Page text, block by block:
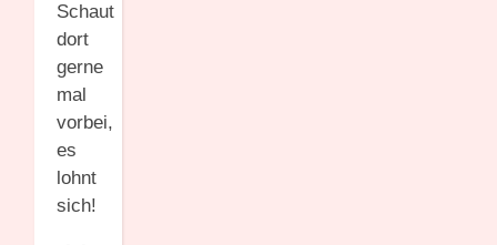
Schaut
dort
gerne
mal
vorbei,
es
lohnt
sich!